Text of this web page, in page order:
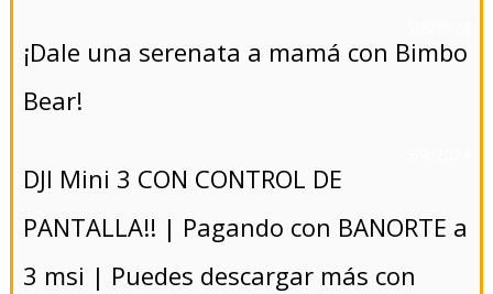
¡Dale una serenata a mamá con Bimbo
Bear!
DJI Mini 3 CON CONTROL DE
PANTALLA!! | Pagando con BANORTE a
3 msi | Puedes descargar más con